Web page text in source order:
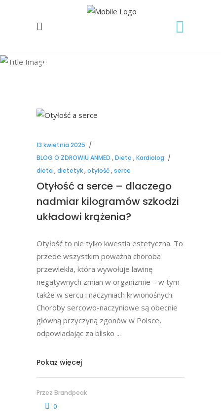
dieta Tag
13 kwietnia 2025
BLOG O ZDROWIU ANMED ,Dieta ,Kardiolog
dieta ,dietetyk,otyłość,serce
Otyłość a serce – dlaczego
nadmiar kilogramów szkodzi
układowi krążenia?
Otyłość to nie tylko kwestia estetyczna. To
przede wszystkim poważna choroba
przewlekła, która wywołuje lawinę
negatywnych zmian w organizmie – w tym
także w sercu i naczyniach krwionośnych.
Choroby sercowo-naczyniowe są obecnie
główną przyczyną zgonów w Polsce,
odpowiadając za blisko
Pokaż więcej
Przez Brandpeak
0